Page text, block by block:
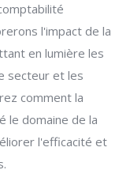
l'impact de la
en lumière les
secteur et les
comment la
le domaine de la
l'efficacité et